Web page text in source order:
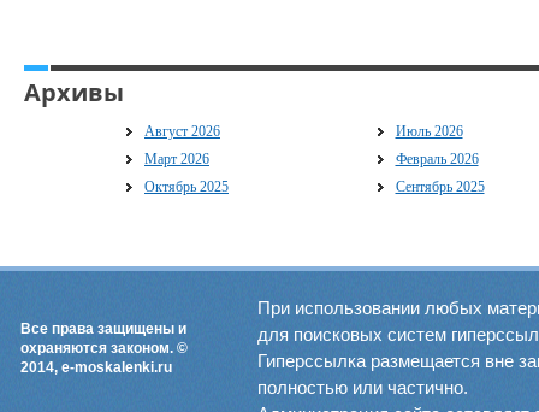
Архивы
Август 2026
Июль 2026
Март 2026
Февраль 2026
Октябрь 2025
Сентябрь 2025
Все права защищены и
охраняются законом. ©
2014, e-moskalenki.ru
При использовании любых
для поисковых систем
Гиперссылка размещается вне
полностью или частично.